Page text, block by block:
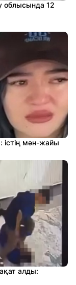
облысында 12
істің мән-жайы
алды: